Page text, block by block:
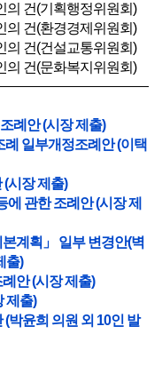
의 건(기획행정위원회)
의 건(환경경제위원회)
의 건(건설교통위원회)
의 건(문화복지위원회)
례안 (시장 제출)
례 일부개정조례안 (이택
(시장 제출)
에 관한 조례안 (시장 제
계획」 일부 변경안(벽
출)
안 (시장 제출)
제출)
박윤희 의원 외 10인 발